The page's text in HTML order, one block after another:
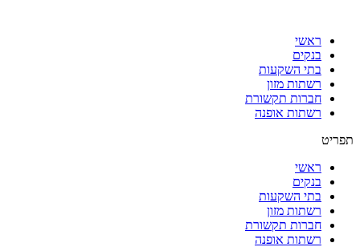
ראשי
בנקים
בתי השקעות
רשתות מזון
חברות תקשורת
רשתות אופנה
תפריט
ראשי
בנקים
בתי השקעות
רשתות מזון
חברות תקשורת
רשתות אופנה